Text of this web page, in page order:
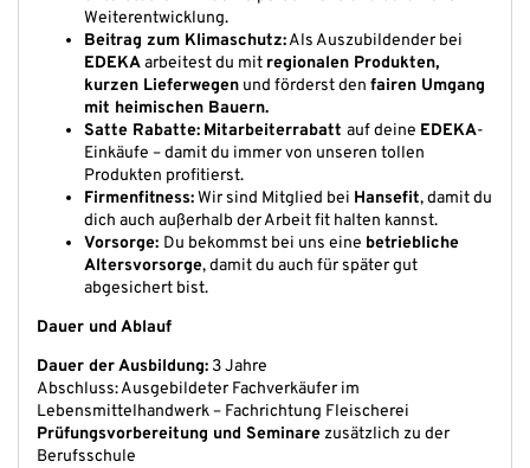
Weiterentwicklung.
Beitrag zum Klimaschutz:Als Auszubildender bei
EDEKAarbeitest du mit regionalen Produkten,
kurzen Lieferwegen und förderst den fairen Umgang
mit heimischen Bauern.
Satte Rabatte: Mitarbeiterrabatt auf deine EDEKA-
Einkäufe – damit du immer von unseren tollen
Produkten profitierst.
Firmenfitness:Wir sind Mitglied bei Hansefit, damit du
dich auch außerhalb der Arbeit fit halten kannst.
Vorsorge: Du bekommst bei uns eine betriebliche
Altersvorsorge, damit du auch für später gut
abgesichert bist.
Dauer und Ablauf
Dauer der Ausbildung: 3 Jahre
Abschluss: Ausgebildeter Fachverkäufer im
Lebensmittelhandwerk – Fachrichtung Fleischerei
Prüfungsvorbereitung und Seminarezusätzlich zu der
Berufsschule